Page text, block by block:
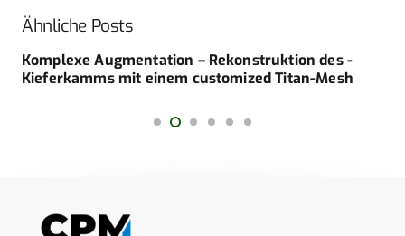
Ähnliche Posts
Komplexe Augmentation – Rekonstruktion des ­
Kieferkamms mit einem customized Titan-Mesh